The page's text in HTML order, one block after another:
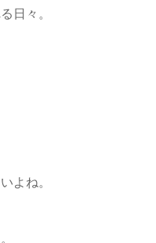
日々。
よね。